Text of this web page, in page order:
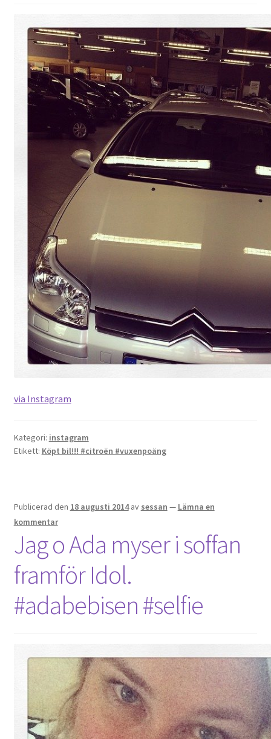
via Instagram
Kategori: instagram
Etikett: Köpt bil!!! #citroën #vuxenpoäng
Publicerad den 18 augusti 2014 av sessan — Lämna en
kommentar
Jag o Ada myser i soffan
framför Idol.
#adabebisen #selfie